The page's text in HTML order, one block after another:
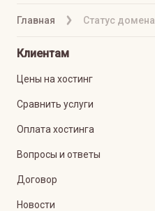
Главная Статус домена
Клиентам
Цены на хостинг
Сравнить услуги
Оплата хостинга
Вопросы и ответы
Договор
Новости